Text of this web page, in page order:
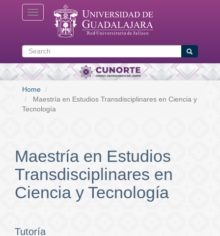
Toggle navigation
Search Search
Home
Maestría en Estudios Transdisciplinares en Ciencia y
Tecnología
Maestría en Estudios
Transdisciplinares en
Ciencia y Tecnología
Tutoría